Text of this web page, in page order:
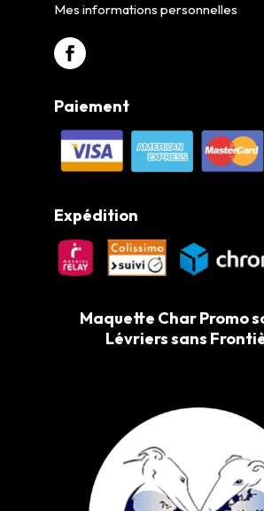
Mes informations personnelles
Paiement
Expédition
Maquette Char Promo
Lévriers sans